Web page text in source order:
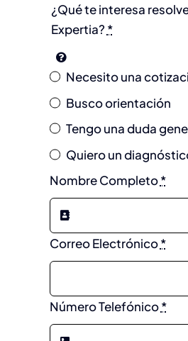
¿Qué te interesa
Expertia? *
Necesito una
Busco orientación
Tengo una duda
Quiero un
Nombre Completo*
Correo Electrónico*
Número Telefónico*